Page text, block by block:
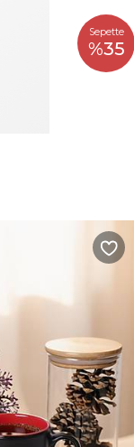
Sepette
%35